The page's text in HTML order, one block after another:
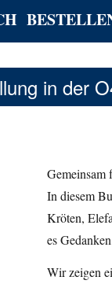
in der
Gemeinsam
In diesem
Kröten,
es
Wir zeigen